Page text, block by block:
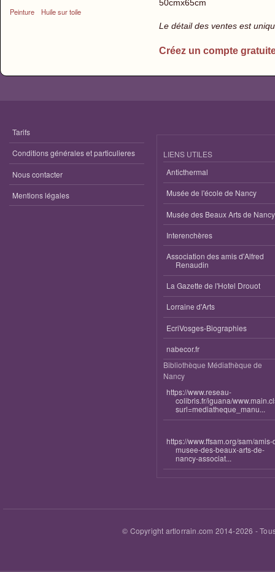
Peinture Huile sur toile
50cmx65cm
Le détail des ventes est
Créez un compte
Tarifs
Conditions générales et particulieres
Nous contacter
Mentions légales
LIENS UTILES
Anticthermal
Musée de l'école de Nancy
Musée des Beaux Arts de Nancy
Interenchères
Association des amis d'Alfred
Renaudin
La Gazette de l'Hotel Drouot
Lorraine d'Arts
EcriVosges-Biographies
nabecor.fr
Bibliothèque Médiathèque de
Nancy
https://www.reseau-
colibris.fr/iguana/
surl=mediatheque_manu...
https://www.ffsam.org/sam/amis-
musee-des-beaux-arts-de-
nancy-associat...
© Copyright artlorrain.com 2014-2026 -